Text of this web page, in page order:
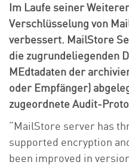
Im Laufe seiner
Verschlüsselung von
verbessert. MailStore
die zugrundeliegenden
MEdtadaten der
oder Empfänger)
zugeordnete Audit-
“MailStore server has
supported encryption
been improved in